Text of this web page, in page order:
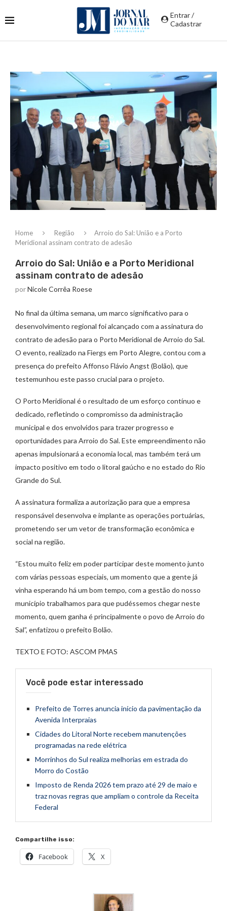
Entrar /
Cadastrar
Home Região
Arroio do Sal: União e a Porto
Meridional assinam contrato de adesão
Arroio do Sal: União e a Porto Meridional
assinam contrato de adesão
porNicole Corrêa Roese
No final da última semana, um marco significativo para o
desenvolvimento regional foi alcançado com a assinatura do
contrato de adesão para o Porto Meridional de Arroio do Sal.
O evento, realizado na Fiergs em Porto Alegre, contou com a
presença do prefeito Affonso Flávio Angst (Bolão), que
testemunhou este passo crucial para o projeto.
O Porto Meridional é o resultado de um esforço contínuo e
dedicado, refletindo o compromisso da administração
municipal e dos envolvidos para trazer progresso e
oportunidades para Arroio do Sal. Este empreendimento não
apenas impulsionará a economia local, mas também terá um
impacto positivo em todo o litoral gaúcho e no estado do Rio
Grande do Sul.
A assinatura formaliza a autorização para que a empresa
responsável desenvolva e implante as operações portuárias,
prometendo ser um vetor de transformação econômica e
social na região.
“Estou muito feliz em poder participar deste momento junto
com várias pessoas especiais, um momento que a gente já
vinha esperando há um bom tempo, com a gestão do nosso
município trabalhamos para que pudéssemos chegar neste
momento, quem ganha é principalmente o povo de Arroio do
Sal”, enfatizou o prefeito Bolão.
TEXTO E FOTO: ASCOM PMAS
Você pode estar interessado
Prefeito de Torres anuncia início da pavimentação da
Avenida Interpraias
Cidades do Litoral Norte recebem manutenções
programadas na rede elétrica
Morrinhos do Sul realiza melhorias em estrada do
Morro do Costão
Imposto de Renda 2026 tem prazo até 29 de maio e
traz novas regras que ampliam o controle da Receita
Federal
Compartilhe isso:
Facebook X